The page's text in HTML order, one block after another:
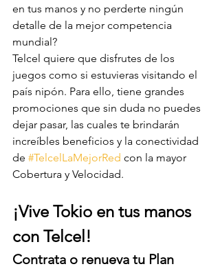
en tus manos y no perderte ningún
detalle de la mejor competencia
mundial?
Telcel quiere que disfrutes de los
juegos como si estuvieras visitando el
país nipón. Para ello, tiene grandes
promociones que sin duda no puedes
dejar pasar, las cuales te brindarán
increíbles beneficios y la conectividad
de #TelcelLaMejorRed con la mayor
Cobertura y Velocidad.
¡Vive Tokio en tus manos
con Telcel!
Contrata o renueva tu Plan